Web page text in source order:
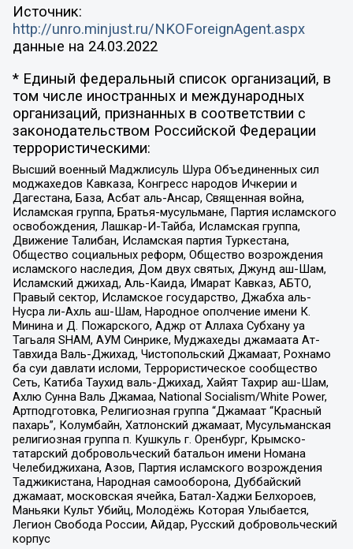
Источник:
http://unro.minjust.ru/NKOForeignAgent.aspx
данные на 24.03.2022
* Единый федеральный список организаций, в
том числе иностранных и международных
организаций, признанных в соответствии с
законодательством Российской Федерации
террористическими:
Высший военный Маджлисуль Шура Объединенных сил
моджахедов Кавказа, Конгресс народов Ичкерии и
Дагестана, База, Асбат аль-Ансар, Священная война,
Исламская группа, Братья-мусульмане, Партия исламского
освобождения, Лашкар-И-Тайба, Исламская группа,
Движение Талибан, Исламская партия Туркестана,
Общество социальных реформ, Общество возрождения
исламского наследия, Дом двух святых, Джунд аш-Шам,
Исламский джихад, Аль-Каида, Имарат Кавказ, АБТО,
Правый сектор, Исламское государство, Джабха аль-
Нусра ли-Ахль аш-Шам, Народное ополчение имени К.
Минина и Д. Пожарского, Аджр от Аллаха Субхану уа
Тагьаля SHAM, АУМ Синрике, Муджахеды джамаата Ат-
Тавхида Валь-Джихад, Чистопольский Джамаат, Рохнамо
ба суи давлати исломи, Террористическое сообщество
Сеть, Катиба Таухид валь-Джихад, Хайят Тахрир аш-Шам,
Ахлю Сунна Валь Джамаа, National Socialism/White Power,
Артподготовка, Религиозная группа “Джамаат “Красный
пахарь”, Колумбайн, Хатлонский джамаат, Мусульманская
религиозная группа п. Кушкуль г. Оренбург, Крымско-
татарский добровольческий батальон имени Номана
Челебиджихана, Азов, Партия исламского возрождения
Таджикистана, Народная самооборона, Дуббайский
джамаат, московская ячейка, Батал-Хаджи Белхороев,
Маньяки Культ Убийц, Молодёжь Которая Улыбается,
Легион Свобода России, Айдар, Русский добровольческий
корпус